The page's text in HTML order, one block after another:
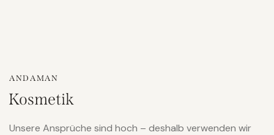
ANDAMAN
Kosmetik
Unsere Ansprüche sind hoch – deshalb verwenden wir